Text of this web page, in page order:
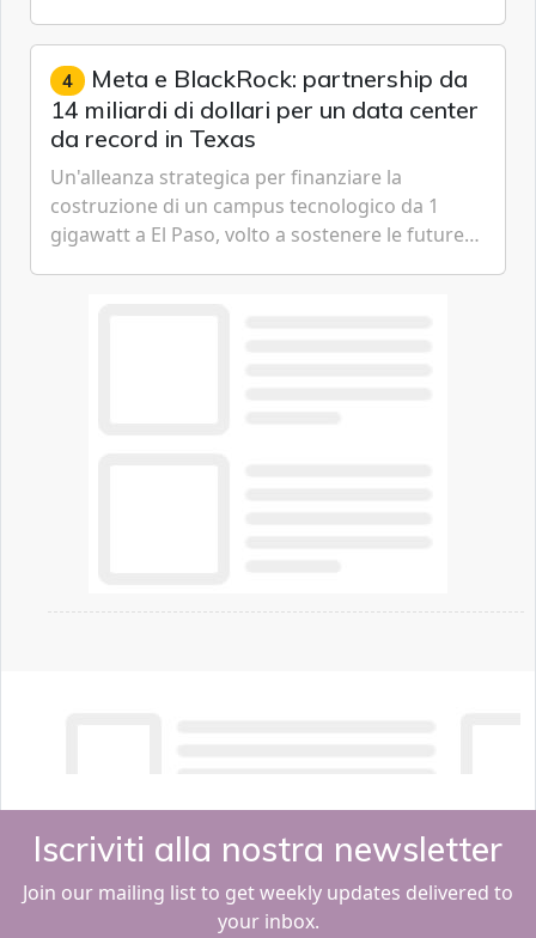
4 Meta e BlackRock: partnership da
14 miliardi di dollari per un data center
da record in Texas
Un'alleanza strategica per finanziare la
costruzione di un campus tecnologico da 1
gigawatt a El Paso, volto a sostenere le future
Iscriviti alla nostra newsletter
Join our mailing list to get weekly updates delivered to
your inbox.